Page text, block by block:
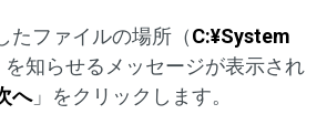
たファイルの場所（C:¥System
を知らせるメッセージが表示され
へ」をクリックします。